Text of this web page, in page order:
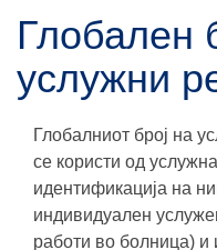
Глобален
услужни
Глобалниот број на
се користи од
идентификација на
индивидуален
работи во болница) и